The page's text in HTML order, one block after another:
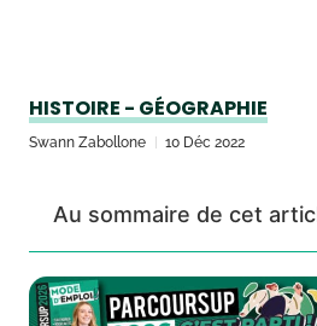
HISTOIRE - GÉOGRAPHIE
Swann Zabollone 10 Déc 2022
Au sommaire de cet